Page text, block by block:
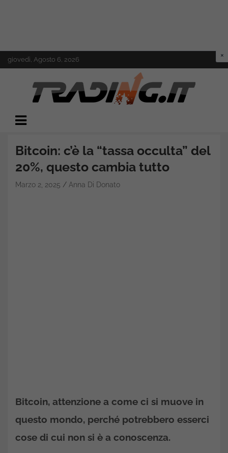
Skip
to
giovedì, Agosto 6, 2026
Trading.it
Bitcoin: c’è la “tassa occulta” del
20%, questo cambia tutto
Marzo 2, 2025 Anna Di Donato
Bitcoin, attenzione a come ci si muove in
questo mondo, perché potrebbero esserci
cose di cui non si è a conoscenza.